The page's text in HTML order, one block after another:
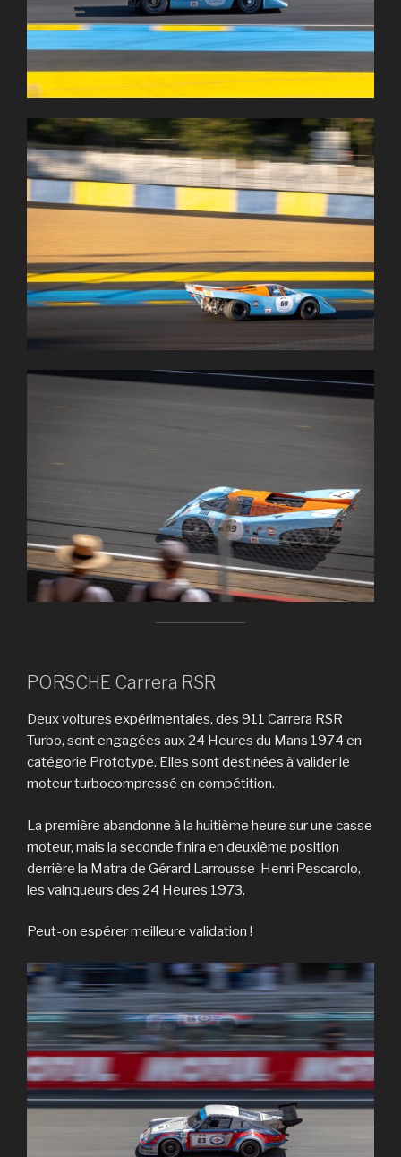
PORSCHE Carrera RSR
Deux voitures expérimentales, des 911 Carrera RSR
Turbo, sont engagées aux 24 Heures du Mans 1974 en
catégorie Prototype. Elles sont destinées à valider le
moteur turbocompressé en compétition.
La première abandonne à la huitième heure sur une casse
moteur, mais la seconde finira en deuxième position
derrière la Matra de Gérard Larrousse-Henri Pescarolo,
les vainqueurs des 24 Heures 1973.
Peut-on espérer meilleure validation !